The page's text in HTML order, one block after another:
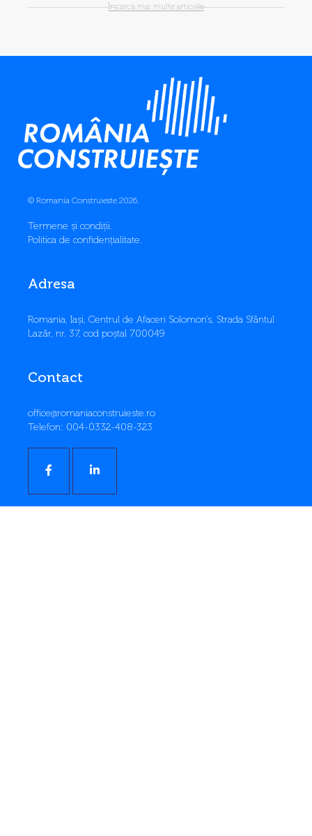
Încarcă mai multe articole
© Romania Construieste 2026.
Termene și condiții
Politica de confidențialitate
Adresa
​Romania, Iași, Centrul de Afaceri Solomon’s, Strada Sfântul
Lazăr, nr. 37, cod poștal 700049
Contact
office@romaniaconstruieste.ro
Telefon: 004-0332-408-323